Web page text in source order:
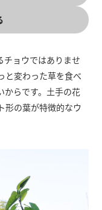
チョウではありませ
と変わった草を食べ
からです。土手の花
形の葉が特徴的なウ